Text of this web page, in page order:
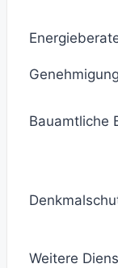
Bauamtliche
Weitere